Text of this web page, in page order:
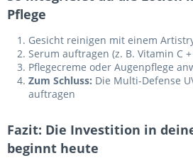
Pflege
Gesicht reinigen mit einem
Serum auftragen (z. B. Vitamin C +
Pflegecreme oder Augenpflege
Zum Schluss: Die Multi-Defense
auftragen
Fazit: Die Investition in
beginnt heute